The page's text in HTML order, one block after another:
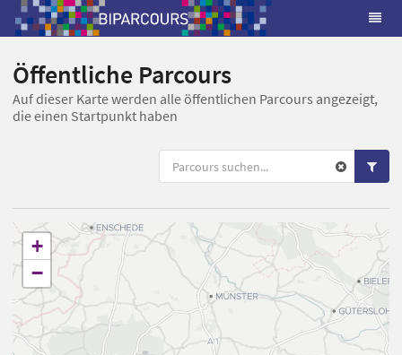
Öffentliche Parcours
Auf dieser Karte werden alle öffentlichen Parcours angezeigt,
die einen Startpunkt haben
+
−